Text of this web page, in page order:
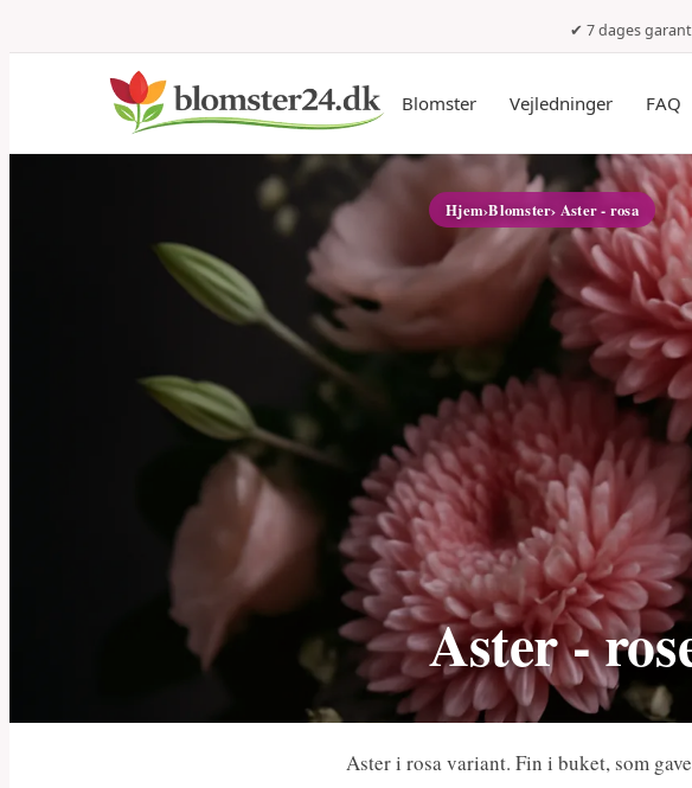
✔ 7 dages
Blomster Vejledninger FAQ
Hjem›Blomster› Aster - rosa
Aster -
Aster i rosa variant. Fin i buket, som